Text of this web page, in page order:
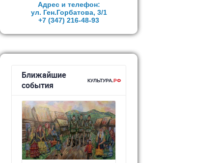
Адрес и телефон:
ул. Ген.Горбатова, 3/1
+7 (347) 216-48-93